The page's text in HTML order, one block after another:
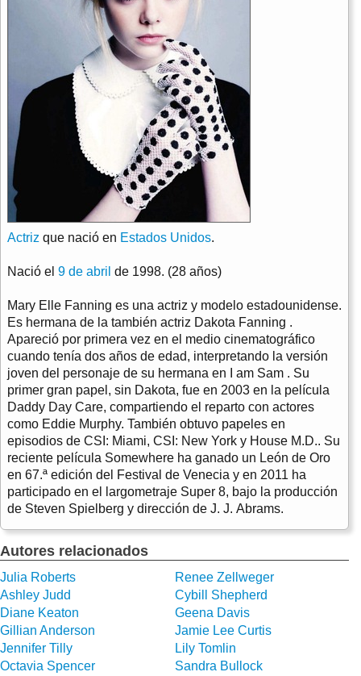
Actriz que nació en Estados Unidos.
Nació el 9 de abril de 1998. (28 años)
Mary Elle Fanning es una actriz y modelo estadounidense.
Es hermana de la también actriz Dakota Fanning .
Apareció por primera vez en el medio cinematográfico
cuando tenía dos años de edad, interpretando la versión
joven del personaje de su hermana en I am Sam . Su
primer gran papel, sin Dakota, fue en 2003 en la película
Daddy Day Care, compartiendo el reparto con actores
como Eddie Murphy. También obtuvo papeles en
episodios de CSI: Miami, CSI: New York y House M.D.. Su
reciente película Somewhere ha ganado un León de Oro
en 67.ª edición del Festival de Venecia y en 2011 ha
participado en el largometraje Super 8, bajo la producción
de Steven Spielberg y dirección de J. J. Abrams.
Autores relacionados
Julia Roberts
Renee Zellweger
Ashley Judd
Cybill Shepherd
Diane Keaton
Geena Davis
Gillian Anderson
Jamie Lee Curtis
Jennifer Tilly
Lily Tomlin
Octavia Spencer
Sandra Bullock